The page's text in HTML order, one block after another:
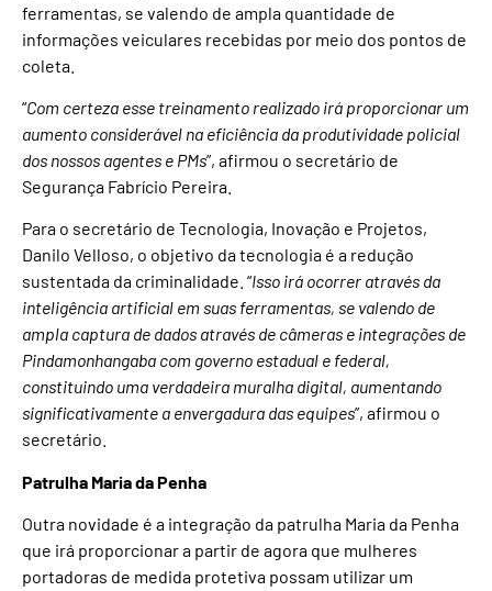
ferramentas, se valendo de ampla quantidade de
informações veiculares recebidas por meio dos pontos de
coleta.
“Com certeza esse treinamento realizado irá proporcionar um
aumento considerável na eficiência da produtividade policial
dos nossos agentes e PMs”, afirmou o secretário de
Segurança Fabrício Pereira.
Para o secretário de Tecnologia, Inovação e Projetos,
Danilo Velloso, o objetivo da tecnologia é a redução
sustentada da criminalidade. “Isso irá ocorrer através da
inteligência artificial em suas ferramentas, se valendo de
ampla captura de dados através de câmeras e integrações de
Pindamonhangaba com governo estadual e federal,
constituindo uma verdadeira muralha digital, aumentando
significativamente a envergadura das equipes”, afirmou o
secretário.
Patrulha Maria da Penha
Outra novidade é a integração da patrulha Maria da Penha
que irá proporcionar a partir de agora que mulheres
portadoras de medida protetiva possam utilizar um